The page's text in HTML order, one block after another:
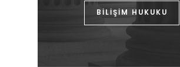
BİLİŞİM HUKUKU